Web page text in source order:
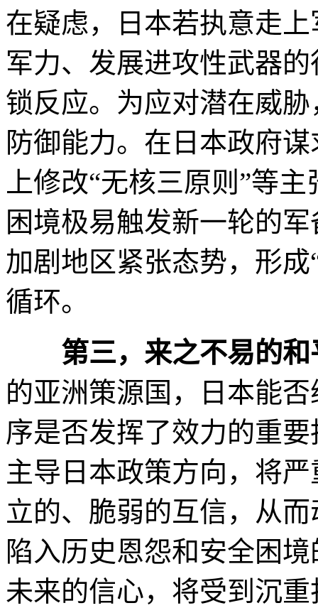
在疑虑，日本若执意走
军力、发展进攻性武器
锁反应。为应对潜在威
防御能力。在日本政府
上修改“无核三原则”等
困境极易触发新一轮的
加剧地区紧张态势，形
循环。
第三，来之不易的
的亚洲策源国，日本能
序是否发挥了效力的重
主导日本政策方向，将
立的、脆弱的互信，从
陷入历史恩怨和安全困
未来的信心，将受到沉重